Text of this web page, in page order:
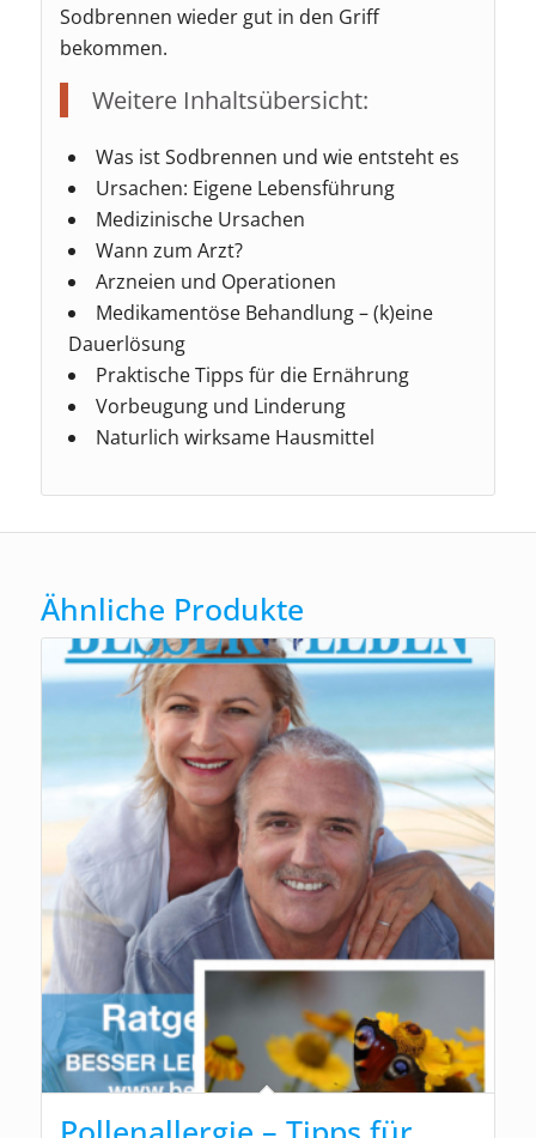
Sodbrennen wieder gut in den Griff
bekommen.
Weitere Inhaltsübersicht:
Was ist Sodbrennen und wie entsteht es
Ursachen: Eigene Lebensführung
Medizinische Ursachen
Wann zum Arzt?
Arzneien und Operationen
Medikamentöse Behandlung – (k)eine
Dauerlösung
Praktische Tipps für die Ernährung
Vorbeugung und Linderung
Naturlich wirksame Hausmittel
Ähnliche Produkte